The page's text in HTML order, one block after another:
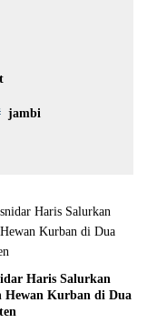
jambi
Haris Salurkan
Hewan Kurban di Dua